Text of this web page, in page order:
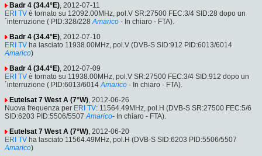
Badr 4 (34.4°E), 2012-07-11
ERI TV è tornato su 12092.00MHz, pol.V SR:27500 FEC:3/4 SID:28 dopo un
´interruzione ( PID:328/228 Amarico - In chiaro - FTA).
Badr 4 (34.4°E), 2012-07-10
ERI TV ha lasciato 11938.00MHz, pol.V (DVB-S SID:912 PID:6013/6014
Amarico)
Badr 4 (34.4°E), 2012-07-09
ERI TV è tornato su 11938.00MHz, pol.V SR:27500 FEC:3/4 SID:912 dopo un
´interruzione ( PID:6013/6014 Amarico - In chiaro - FTA).
Eutelsat 7 West A (7°W), 2012-06-26
Nuova frequenza per ERI TV: 11564.49MHz, pol.H (DVB-S SR:27500 FEC:5/6
SID:6203 PID:5506/5507 Amarico- In chiaro - FTA).
Eutelsat 7 West A (7°W), 2012-06-20
ERI TV ha lasciato 11564.49MHz, pol.H (DVB-S SID:6203 PID:5506/5507
Amarico)